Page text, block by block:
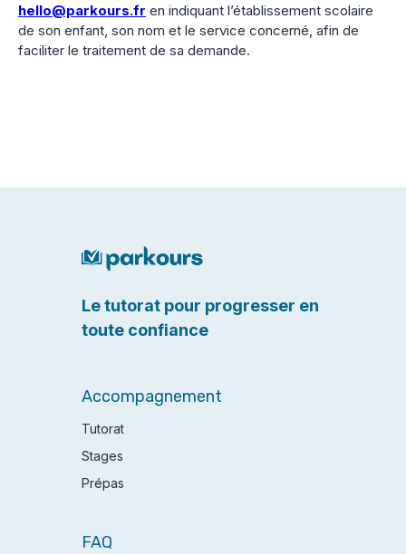
hello@parkours.fr en indiquant l’établissement scolaire
de son enfant, son nom et le service concerné, afin de
faciliter le traitement de sa demande.
Le tutorat pour progresser en
toute confiance
Accompagnement
Tutorat
Stages
Prépas
FAQ